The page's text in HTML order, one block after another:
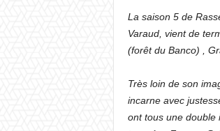
La saison 5 de
Varaud, vient de
(forêt du Banco) ,
Très loin de son
incarne avec
ont tous une double